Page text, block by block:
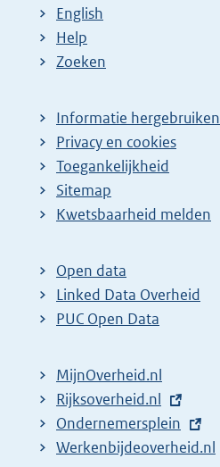
English
Help
Zoeken
Informatie hergebruiken
Privacy en cookies
Toegankelijkheid
Sitemap
E
t
e
r
l
i
n
k
Kwetsbaarheid melden
Open data
Linked Data Overheid
PUC Open Data
MijnOverheid.nl
E
x
t
Rijksoverheid.nl
E
x
Ondernemersplein
E
Werkenbijdeoverheid.nl